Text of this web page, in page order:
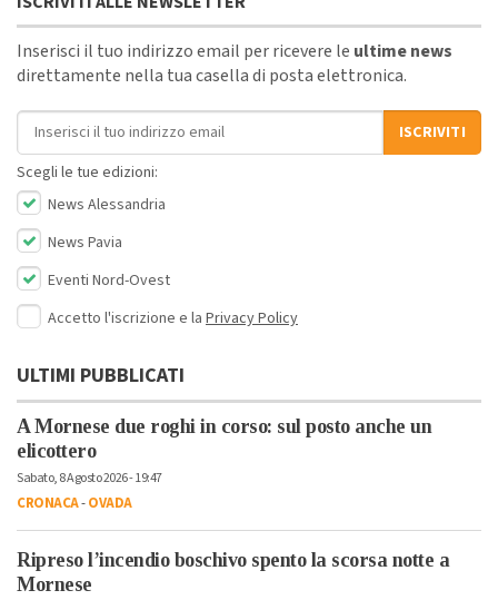
Inserisci il tuo indirizzo email per ricevere le ultime news
direttamente nella tua casella di posta elettronica.
Indirizzo email
ISCRIVITI
Scegli le tue edizioni:
News Alessandria
News Pavia
Eventi Nord-Ovest
Accetto l'iscrizione e la Privacy Policy
ULTIMI PUBBLICATI
A Mornese due roghi in corso: sul posto anche un
elicottero
Sabato, 8 Agosto 2026 - 19:47
CRONACA-OVADA
Ripreso l’incendio boschivo spento la scorsa notte a
Mornese